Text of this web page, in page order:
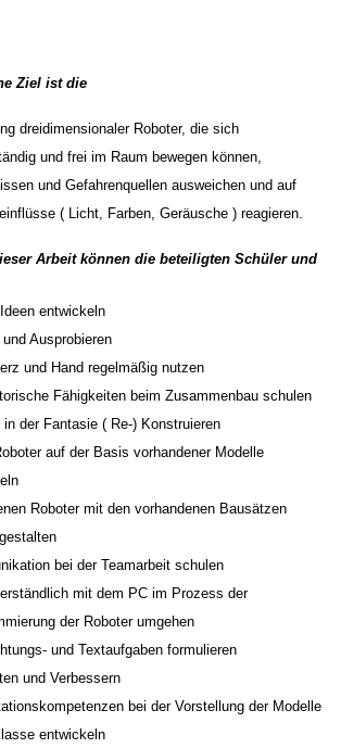
Ziel ist die
dreidimensionaler Roboter, die sich
und frei im Raum bewegen können,
und Gefahrenquellen ausweichen und auf
( Licht, Farben, Geräusche ) reagieren.
Arbeit können die beteiligten Schüler und
entwickeln
Ausprobieren
und Hand regelmäßig nutzen
Fähigkeiten beim Zusammenbau schulen
in der Fantasie ( Re-) Konstruieren
auf der Basis vorhandener Modelle
Roboter mit den vorhandenen Bausätzen
bei der Teamarbeit schulen
mit dem PC im Prozess der
der Roboter umgehen
und Textaufgaben formulieren
und Verbessern
bei der Vorstellung der Modelle
entwickeln